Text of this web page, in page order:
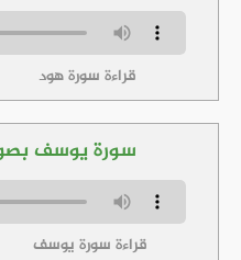
قراءة سورة هود
سورة يوسف
قراءة سورة يوسف